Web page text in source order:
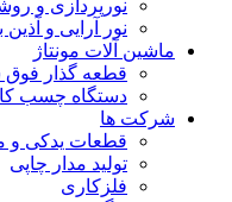
نورپردازی و
نور آرایی و آذین
ماشین آلات مونتاژ
قطعه گذار فوق
دستگاه چسب
شرکت ها
قطعات یدکی و
تولید مدار چاپی
فلزکاری